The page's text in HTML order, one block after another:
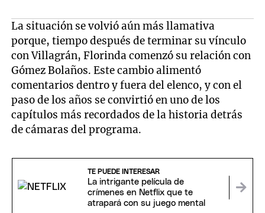
La situación se volvió aún más llamativa
porque, tiempo después de terminar su vínculo
con Villagrán, Florinda comenzó su relación con
Gómez Bolaños. Este cambio alimentó
comentarios dentro y fuera del elenco, y con el
paso de los años se convirtió en uno de los
capítulos más recordados de la historia detrás
de cámaras del programa.
TE PUEDE INTERESAR
La intrigante película de
crímenes en Netflix que te
atrapará con su juego mental